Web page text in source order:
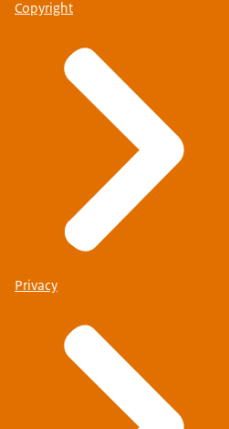
Copyright
Privacy